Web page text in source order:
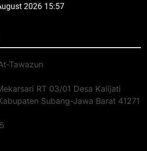
2026 15:57
Tawazun
RT 03/01 Desa Kalijati
Subang-Jawa Barat 41271